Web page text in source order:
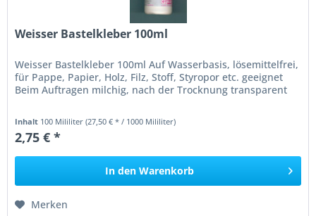
Weisser Bastelkleber 100ml
Weisser Bastelkleber 100ml Auf Wasserbasis, lösemittelfrei,
für Pappe, Papier, Holz, Filz, Stoff, Styropor etc. geeignet
Beim Auftragen milchig, nach der Trocknung transparent
Inhalt 100 Mililiter(27,50 € * / 1000 Mililiter)
2,75 € *
In den Warenkorb
Merken